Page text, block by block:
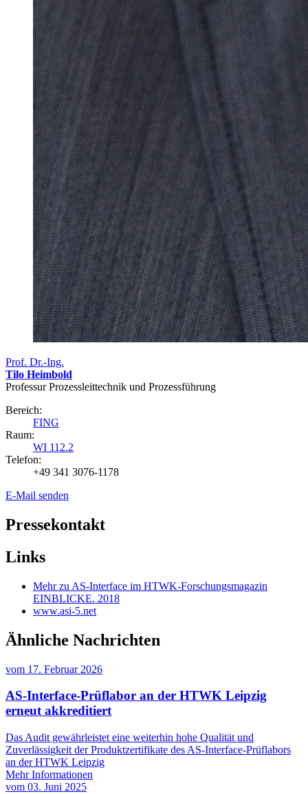
Prof. Dr.-Ing.
Tilo Heimbold
Professur Prozessleittechnik und Prozessführung
Bereich:
FING
Raum:
WI 112.2
Telefon:
+49 341 3076-1178
E-Mail senden
Pressekontakt
Links
Mehr zu AS-Interface im HTWK-Forschungsmagazin
EINBLICKE. 2018
www.asi-5.net
Ähnliche Nachrichten
vom 17. Februar 2026
AS-Interface-Prüflabor an der HTWK Leipzig
erneut akkreditiert
Das Audit gewährleistet eine weiterhin hohe Qualität und
Zuverlässigkeit der Produktzertifikate des AS-Interface-Prüflabors
an der HTWK Leipzig
Mehr Informationen
vom 03. Juni 2025